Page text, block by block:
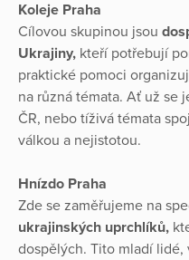
Koleje Praha
Cílovou skupinou jsou
Ukrajiny, kteří potřebují
praktické pomoci
na různá témata. Ať už se
ČR, nebo tíživá témata
válkou a nejistotou.
Hnízdo Praha
Zde se zaměřujeme na
ukrajinských uprchlíků,
dospělých. Tito mladí lidé,